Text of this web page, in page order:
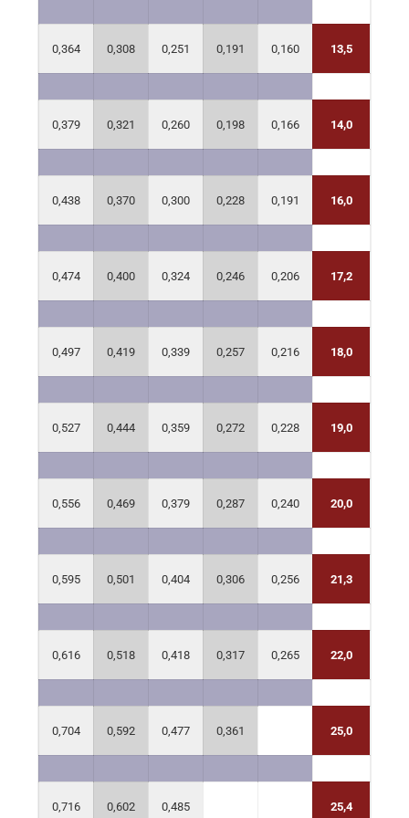
13,5
0,160
0,191
0,251
0,308
0,364
14,0
0,166
0,198
0,260
0,321
0,379
16,0
0,191
0,228
0,300
0,370
0,438
17,2
0,206
0,246
0,324
0,400
0,474
18,0
0,216
0,257
0,339
0,419
0,497
19,0
0,228
0,272
0,359
0,444
0,527
20,0
0,240
0,287
0,379
0,469
0,556
21,3
0,256
0,306
0,404
0,501
0,595
22,0
0,265
0,317
0,418
0,518
0,616
25,0
0,361
0,477
0,592
0,704
25,4
0,485
0,602
0,716